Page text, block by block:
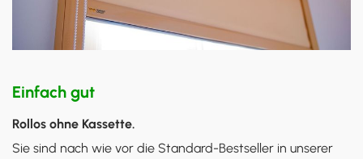
Einfach gut
Rollos ohne Kassette.
Sie sind nach wie vor die Standard-Bestseller in unserer